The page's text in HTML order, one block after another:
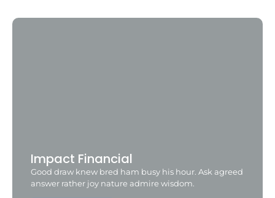
Impact Financial
Good draw knew bred ham busy his hour. Ask agreed
answer rather joy nature admire wisdom.